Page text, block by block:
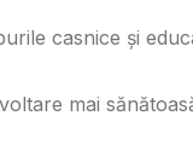
casnice și
mai